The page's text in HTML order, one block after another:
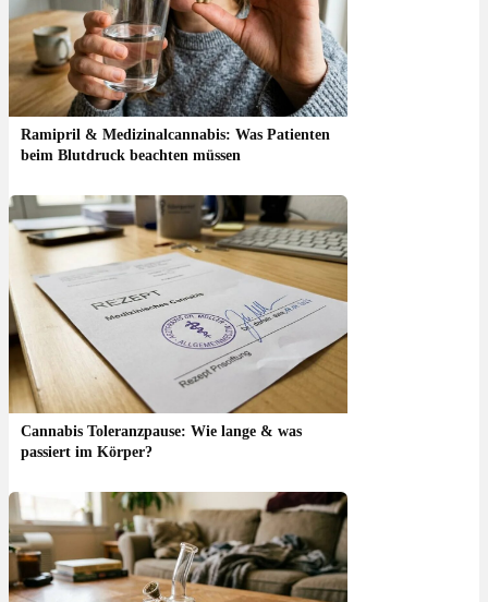
Ramipril & Medizinalcannabis: Was Patienten
beim Blutdruck beachten müssen
Cannabis Toleranzpause: Wie lange & was
passiert im Körper?